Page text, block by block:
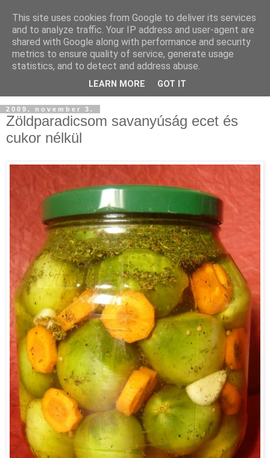
2009. november 3.
Zöldparadicsom savanyúság ecet és
cukor nélkül
This site uses cookies from Google to deliver its services
and to analyze traffic. Your IP address and user-agent are
shared with Google along with performance and security
metrics to ensure quality of service, generate usage
statistics, and to detect and address abuse.
LEARN MORE GOT IT